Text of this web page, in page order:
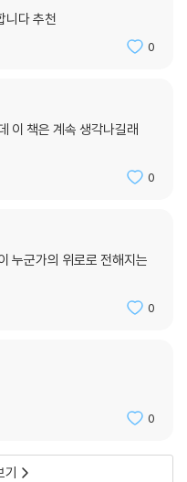
주 갔다. 한번은 고성부터 속
그 사이의 구간은 점을 찍듯 여
금 다른 시간 속에 데려다놓고
서로가 서로를 조금씩 구원하
구원은 신의 일이겠지만, 인간
줄 수 있다고 나는 믿고 있다.
니다 추천
0
이 책은 계속 생각나길래
0
누군가의 위로로 전해지는
0
0